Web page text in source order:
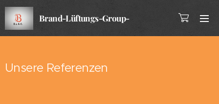
Brand-Lüftungs-Group-
Unsere Referenzen